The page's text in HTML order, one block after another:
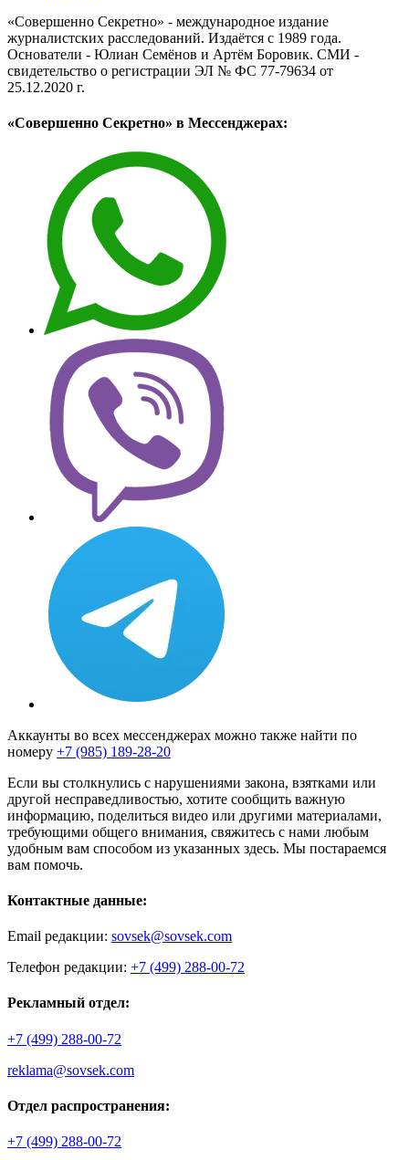
«Совершенно Секретно» - международное издание
журналистских расследований. Издаётся с 1989 года.
Основатели - Юлиан Семёнов и Артём Боровик. CМИ -
свидетельство о регистрации ЭЛ № ФС 77-79634 от
25.12.2020 г.
«Совершенно Секретно» в Мессенджерах:
Аккаунты во всех мессенджерах можно также найти по
номеру +7 (985) 189-28-20
Если вы столкнулись с нарушениями закона, взятками или
другой несправедливостью, хотите сообщить важную
информацию, поделиться видео или другими материалами,
требующими общего внимания, свяжитесь с нами любым
удобным вам способом из указанных здесь. Мы постараемся
вам помочь.
Контактные данные:
Email редакции: sovsek@sovsek.com
Телефон редакции: +7 (499) 288-00-72
Рекламный отдел:
+7 (499) 288-00-72
reklama@sovsek.com
Отдел распространения:
+7 (499) 288-00-72